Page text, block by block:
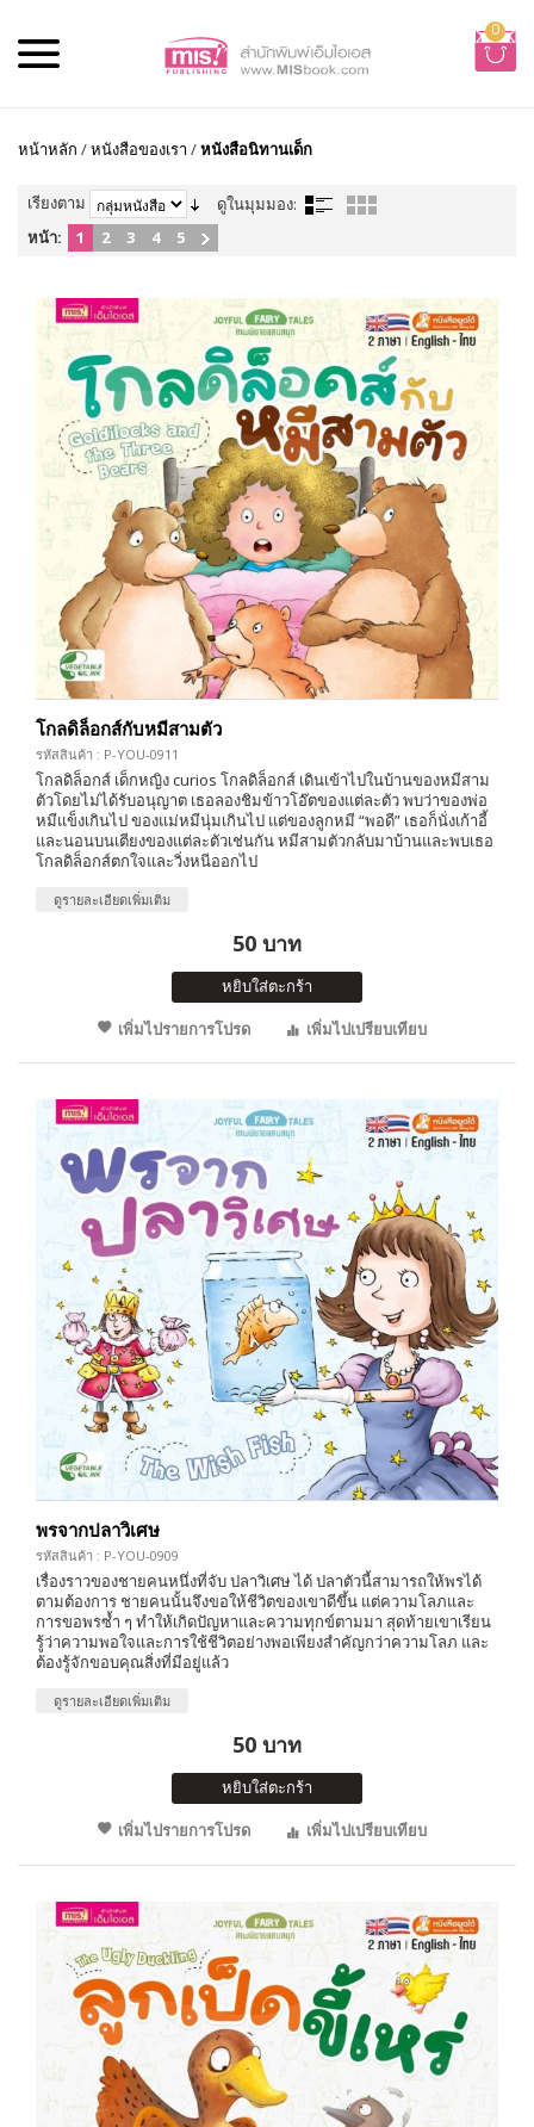
0
หน้าหลัก /หนังสือของเรา /หนังสือนิทานเด็ก
เรียงตาม
ดูในมุมมอง:
หน้า:
1 2 3 4 5
โกลดิล็อกส์กับหมีสามตัว
รหัสสินค้า : P-YOU-0911
โกลดิล็อกส์ เด็กหญิง curios โกลดิล็อกส์ เดินเข้าไปในบ้านของหมีสาม
ตัวโดยไม่ได้รับอนุญาต เธอลองชิมข้าวโอ๊ตของแต่ละตัว พบว่าของพ่อ
หมีแข็งเกินไป ของแม่หมีนุ่มเกินไป แต่ของลูกหมี “พอดี” เธอก็นั่งเก้าอี้
และนอนบนเตียงของแต่ละตัวเช่นกัน หมีสามตัวกลับมาบ้านและพบเธอ
โกลดิล็อกส์ตกใจและวิ่งหนีออกไป
ดูรายละเอียดเพิ่มเติม
50 บาท
หยิบใส่ตะกร้า
เพิ่มไปรายการโปรด
เพิ่มไปเปรียบเทียบ
พรจากปลาวิเศษ
รหัสสินค้า : P-YOU-0909
เรื่องราวของชายคนหนึ่งที่จับ ปลาวิเศษ ได้ ปลาตัวนี้สามารถให้พรได้
ตามต้องการ ชายคนนั้นจึงขอให้ชีวิตของเขาดีขึ้น แต่ความโลภและ
การขอพรซ้ำ ๆ ทำให้เกิดปัญหาและความทุกข์ตามมา สุดท้ายเขาเรียน
รู้ว่าความพอใจและการใช้ชีวิตอย่างพอเพียงสำคัญกว่าความโลภ และ
ต้องรู้จักขอบคุณสิ่งที่มีอยู่แล้ว
ดูรายละเอียดเพิ่มเติม
50 บาท
หยิบใส่ตะกร้า
เพิ่มไปรายการโปรด
เพิ่มไปเปรียบเทียบ